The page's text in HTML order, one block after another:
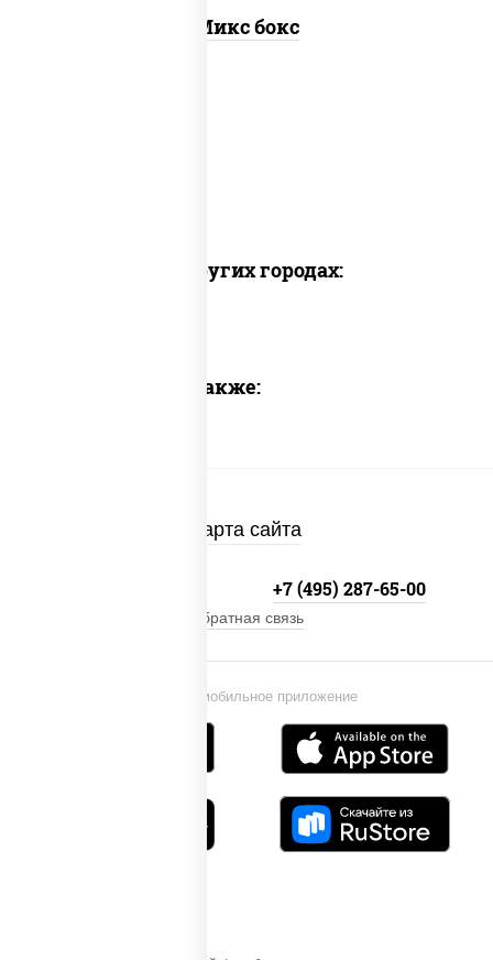
Микс бокс
Доставка в других городах:
Предлагаем также:
Карта сайта
Установи мобильное приложение
+7 (495) 287-65-00
Обратная связь